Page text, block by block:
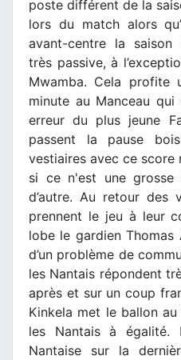
poste différent de la
lors du match alors
avant-centre la saison
très passive, à
Mwamba. Cela profite
minute au Manceau
erreur du plus jeune
passent la pause
vestiaires avec ce score
si ce n'est une
d’autre. Au retour des
prennent le jeu à leur
lobe le gardien Thomas
d’un problème de
les Nantais répondent
après et sur un coup
Kinkela met le ballon
les Nantais à égalité.
Nantaise sur la